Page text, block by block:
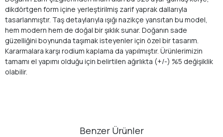
dikdörtgen form içine yerleştirilmiş zarif yaprak dallarıyla
tasarlanmıştır. Taş detaylarıyla ışığı nazikçe yansıtan bu model,
hem modern hem de doğal bir şıklık sunar. Doğanın sade
güzelliğini boynunda taşımak isteyenler için özel bir tasarım.
Kararmalara karşı rodium kaplama da yapılmıştır. Ürünlerimizin
tamamı el yapımı olduğu için belirtilen ağırlıkta (+/-) %5 değişiklik
olabilir.
Benzer Ürünler